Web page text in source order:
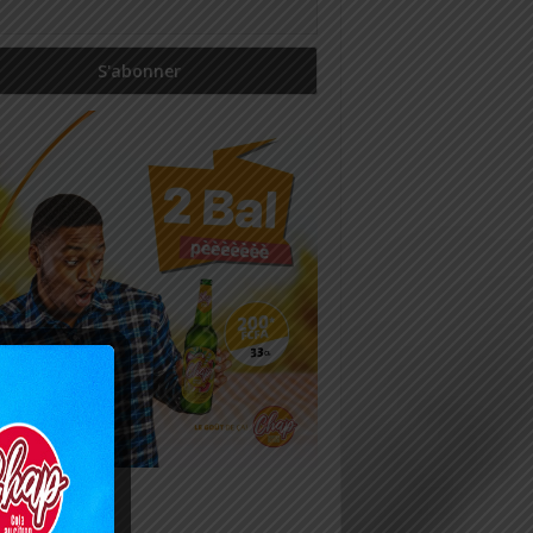
récents